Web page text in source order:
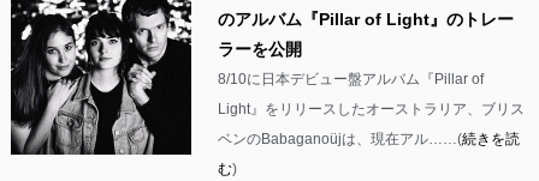
のアルバム『Pillar of Light』のトレー
ラーを公開
8/10に日本デビュー盤アルバム『Pillar of
Light』をリリースしたオーストラリア、ブリス
ベンのBabaganoüjは、現在アル……(続きを読
む)